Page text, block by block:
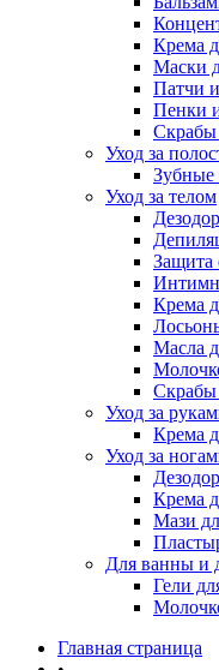
Крема
Маски
Патчи
Пенки
Скрабы
Уход за
Зубные
Уход за телом
Защита
Крема
Масла
Скрабы
Уход за
Крема
Уход за
Крема
Мази
Для ванны и
Гели
Главная страница